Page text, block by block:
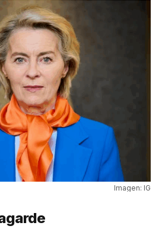
Imagen: IG